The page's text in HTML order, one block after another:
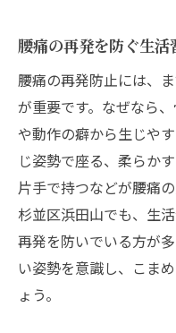
腰痛の再発を防ぐ生活
腰痛の再発防止には、
が重要です。なぜなら
や動作の癖から生じや
じ姿勢で座る、柔らか
片手で持つなどが腰痛
杉並区浜田山でも、生
再発を防いでいる方が
い姿勢を意識し、こま
ょう。